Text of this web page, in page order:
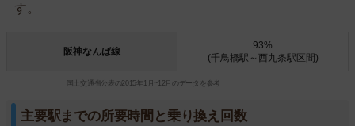
す。
阪神なんば線
93%
(千鳥橋駅～西九条駅区間)
国土交通省公表の2015年1月~12月のデータを参考
主要駅までの所要時間と乗り換え回数